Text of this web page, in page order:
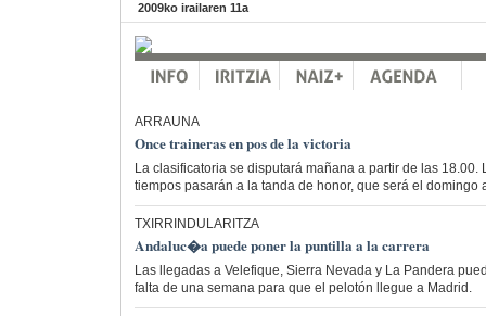
2009ko irailaren 11a
ARRAUNA
Once traineras en pos de la victoria
La clasificatoria se disputará mañana a partir de las 18.00.
tiempos pasarán a la tanda de honor, que será el domingo
TXIRRINDULARITZA
Andaluc�a puede poner la puntilla a la carrera
Las llegadas a Velefique, Sierra Nevada y La Pandera
falta de una semana para que el pelotón llegue a Madrid.